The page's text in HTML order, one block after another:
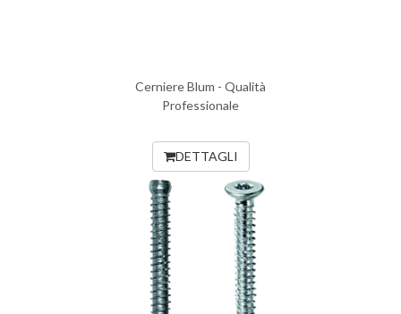
Cerniere Blum - Qualità
Professionale
DETTAGLI